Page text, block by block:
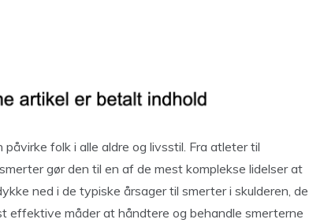
folk i alle aldre og livsstil. Fra atleter til
gør den til en af de mest komplekse lidelser at
ned i de typiske årsager til smerter i skulderen, de
effektive måder at håndtere og behandle smerterne